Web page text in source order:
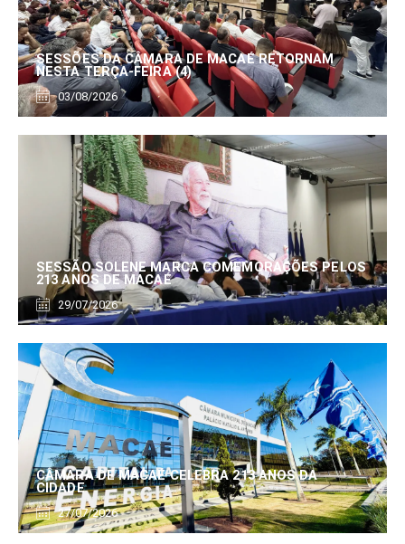
SESSÕES DA CÂMARA DE MACAÉ RETORNAM
NESTA TERÇA-FEIRA (4)
03/08/2026
SESSÃO SOLENE MARCA COMEMORAÇÕES PELOS
213 ANOS DE MACAÉ
29/07/2026
CÂMARA DE MACAÉ CELEBRA 213 ANOS DA
CIDADE
27/07/2026